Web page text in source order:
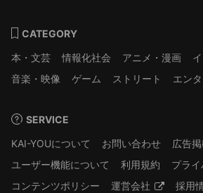
CATEGORY
本・文芸
情報化社会 アニメ・漫画
音楽・映像
ゲーム ストリート エンタ
SERVICE
KAI-YOUについて
お問い合わせ
広告
ユーザー機能について
利用規約
プラ
コンテンツポリシー
運営会社 採用